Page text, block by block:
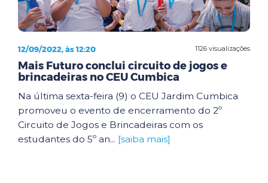
1126 visualizações
12/09/2022, às 12:20
Mais Futuro conclui circuito de jogos e
brincadeiras no CEU Cumbica
Na última sexta-feira (9) o CEU Jardim Cumbica
promoveu o evento de encerramento do 2º
Circuito de Jogos e Brincadeiras com os
estudantes do 5º an... [saiba mais]